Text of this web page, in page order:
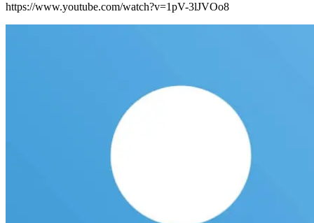
https://www.youtube.com/watch?v=1pV-3lJVOo8